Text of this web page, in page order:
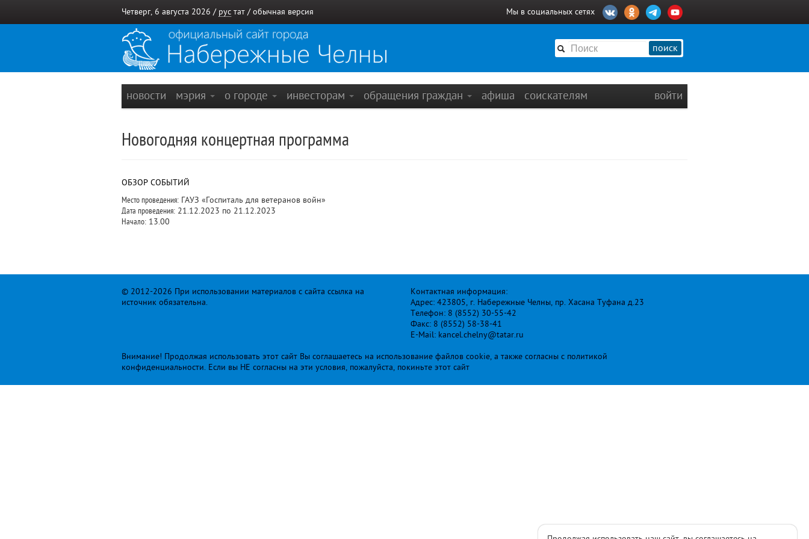
Четверг, 6 августа 2026 / рус тат / обычная версия Мы в социальных сетях
поиск
новости мэрия о городе инвесторам обращения граждан афиша соискателям войти
Новогодняя концертная программа
ОБЗОР СОБЫТИЙ
Место проведения: ГАУЗ «Госпиталь для ветеранов войн»
Дата проведения: 21.12.2023 по 21.12.2023
Начало: 13.00
© 2012-2026 При использовании материалов с сайта ссылка на
источник обязательна.
Контактная информация:
Адрес: 423805, г. Набережные Челны, пр. Хасана Туфана д.23
Телефон: 8 (8552) 30-55-42
Факс: 8 (8552) 58-38-41
E-Mail: kancel.chelny@tatar.ru
Внимание! Продолжая использовать этот сайт Вы соглашаетесь на использование файлов cookie, а также согласны с политикой
конфиденциальности. Если вы НЕ согласны на эти условия, пожалуйста, покиньте этот сайт